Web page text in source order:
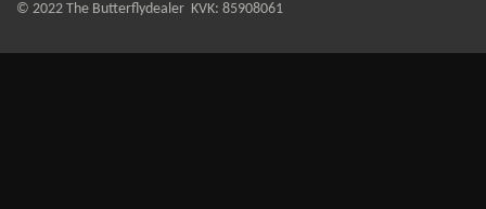
© 2022 The Butterflydealer KVK: 85908061